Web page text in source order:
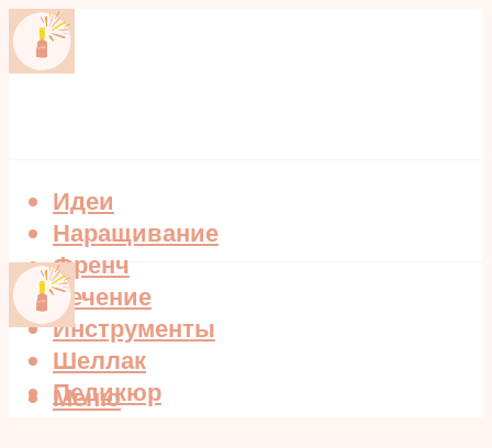
Идеи
Наращивание
Френч
Лечение
Инструменты
Шеллак
Педикюр
Меню